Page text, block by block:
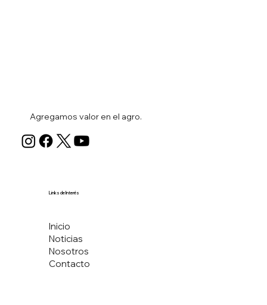
Agregamos valor en el agro.
Inicio
Noticias
Nosotros
Contacto
Links de Interés